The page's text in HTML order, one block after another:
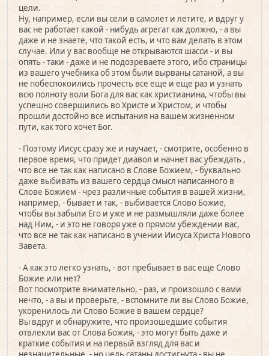
цели.
Ну, например, если вы сели в самолет и летите, и вдруг у
вас не работает какой - нибудь агрегат как должно, - а вы
даже и не знаете, что такой есть, и что вам делать в этом
случае. Или у вас вообще не открываются шасси - и вы
опять - таки - даже и не подозреваете этого, ибо страницы
из вашего учебника об этом были вырваны сатаной, а вы
не побеспокоились прочесть все еще и еще раз и узнать
всю полноту воли Бога для вас как христианина, чтобы вы
успешно совершились во Христе и Христом, и чтобы
прошли достойно все испытания на вашем жизненном
пути, как того хочет Бог.
- Поэтому Иисус сразу же и научает, - смотрите, особенно в
первое время, что придет диавол и начнет вас убеждать ,
что все не так как написано в Слове Божием, - буквально
даже выбивать из вашего сердца смысл написанного в
Слове Божием - чрез различные события в вашей жизни,
например, - бывает и так, - выбивается Слово Божие,
чтобы вы забыли Его и уже и не размышляли даже более
над Ним, - и это не говоря уже о прямом убеждении вас,
что все не так как написано в учении Иисуса Христа Нового
Завета.
- А как это легко узнать, - вот пребывает в вас еще Слово
Божие или нет?
Вот посмотрите внимательно, - раз, и произошло с вами
нечто, - а вы и проверьте, - вспомните ли вы Слово Божие,
укоренилось ли Слово Божие в вашем сердце?
Вы вдруг и обнаружите, что произошедшие события
отвлекли вас от Слова Божия, - это могут быть даже и
краткие события и на первый взгляд для вас и